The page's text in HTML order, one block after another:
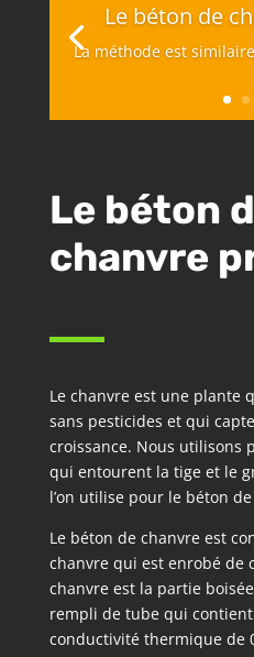
Le béton de
La méthode est
Le béton
chanvre
Le chanvre est une plante
sans pesticides et qui
croissance. Nous utilisons
qui entourent la tige et le
l’on utilise pour le béton
Le béton de chanvre est
chanvre qui est enrobé de
chanvre est la partie
rempli de tube qui contient
conductivité thermique de